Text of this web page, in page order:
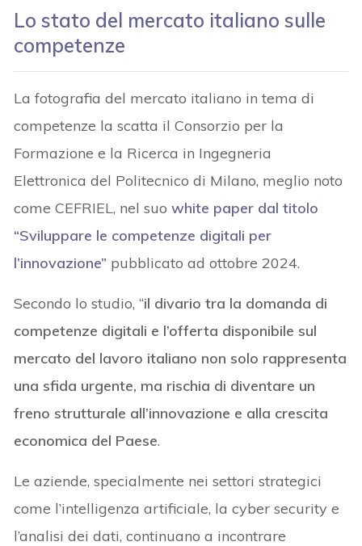
Lo stato del mercato italiano sulle
competenze
La fotografia del mercato italiano in tema di
competenze la scatta il Consorzio per la
Formazione e la Ricerca in Ingegneria
Elettronica del Politecnico di Milano, meglio noto
come CEFRIEL, nel suowhite paper dal titolo
“Sviluppare le competenze digitali per
l’innovazione” pubblicato ad ottobre 2024.
Secondo lo studio, “il divario tra la domanda di
competenze digitali e l’offerta disponibile sul
mercato del lavoro italiano non solo rappresenta
una sfida urgente, ma rischia di diventare un
freno strutturale all’innovazione e alla crescita
economica del Paese.
Le aziende, specialmente nei settori strategici
come l’intelligenza artificiale, la cyber security e
l’analisi dei dati, continuano a incontrare